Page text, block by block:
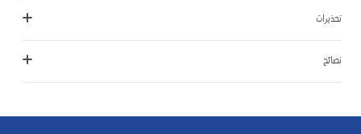
تحذيرات
نصائح